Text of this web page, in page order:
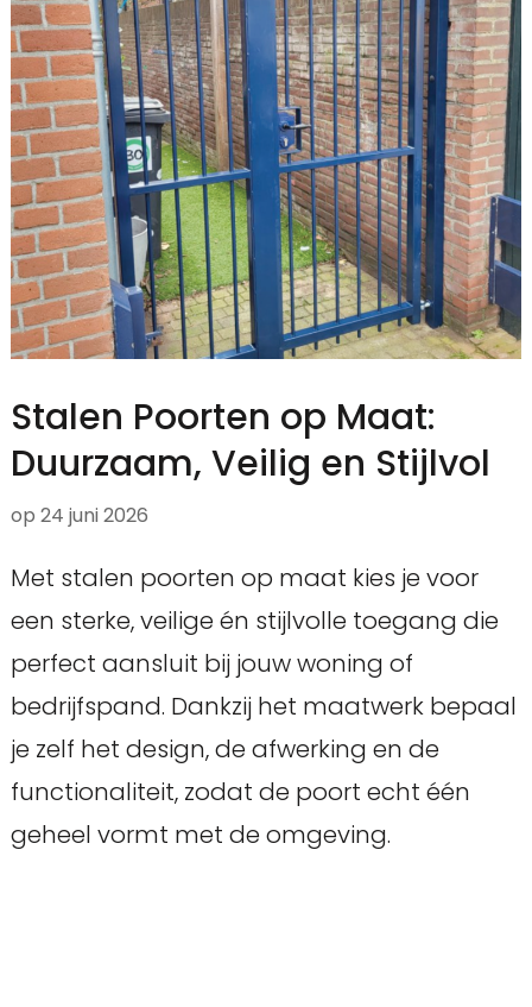
Stalen Poorten op Maat:
Duurzaam, Veilig en Stijlvol
op 24 juni 2026
Met stalen poorten op maat kies je voor
een sterke, veilige én stijlvolle toegang die
perfect aansluit bij jouw woning of
bedrijfspand. Dankzij het maatwerk bepaal
je zelf het design, de afwerking en de
functionaliteit, zodat de poort echt één
geheel vormt met de omgeving.